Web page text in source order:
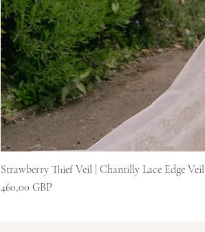
Strawberry Thief Veil | Chantilly Lace Edge Veil
Pris
460,00 GBP